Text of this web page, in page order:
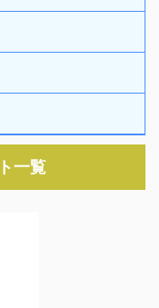
一覧